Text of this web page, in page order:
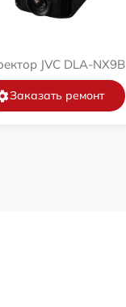
JVC DLA-NX9B
Заказать ремонт